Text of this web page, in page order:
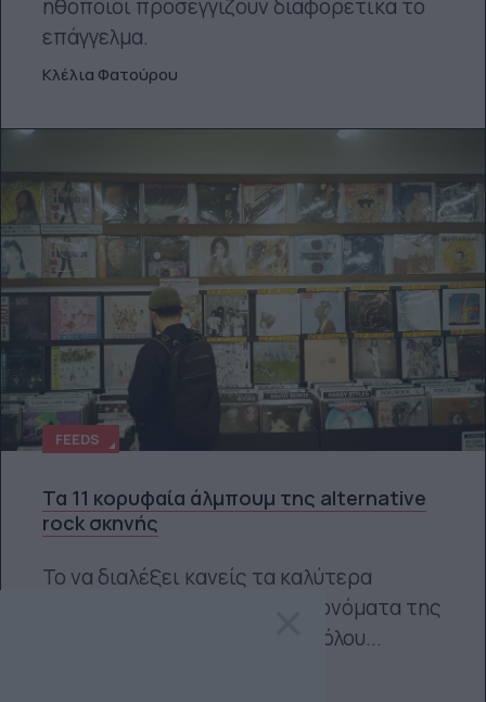
ηθοποιοί προσεγγίζουν διαφορετικά το
επάγγελμα.
Κλέλια Φατούρου
FEEDS
Τα 11 κορυφαία άλμπουμ της alternative
rock σκηνής
Το να διαλέξει κανείς τα καλύτερα
άλμπουμ από τα μεγαλύτερα ονόματα της
alternative rock δεν είναι καθόλου...